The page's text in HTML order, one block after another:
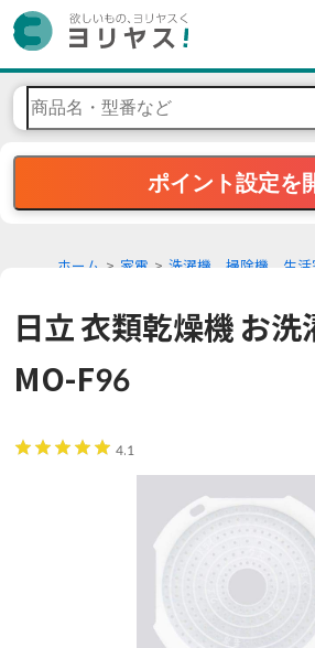
ポイント設定を
ホーム 家電 洗濯機、掃除機、生活
日立 衣類乾燥機 お
MO-F96
4.1